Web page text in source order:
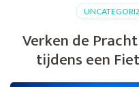
Verken de
tijdens een